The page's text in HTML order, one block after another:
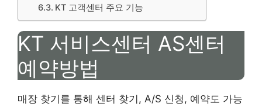
KT 고객센터 주요 기능
KT 서비스센터 AS센터
예약방법
매장 찾기를 통해 센터 찾기, A/S 신청, 예약도 가능